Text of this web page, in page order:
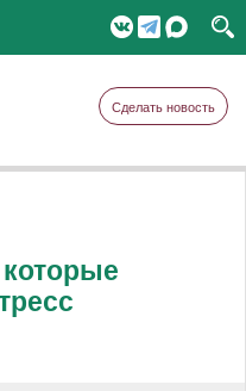
Сделать новость